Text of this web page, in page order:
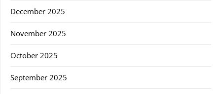
December 2025
November 2025
October 2025
September 2025